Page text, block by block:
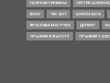
СБОРНАЯ УКРАИНЫ СЕРГЕЙ
ФЛАУ ЧМ-2017 ШКОЛА БЕГА
ЯРОСЛАВА МАГУЧИХ ДОПИНГ
ПРЫЖКИ В ВЫСОТУ ПРЫЖКИ С